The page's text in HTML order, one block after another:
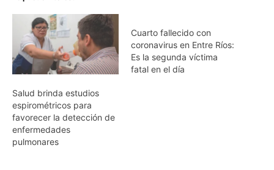
Salud brinda estudios
espirométricos para
favorecer la detección de
enfermedades
pulmonares
Cuarto fallecido con
coronavirus en Entre Ríos:
Es la segunda víctima
fatal en el día